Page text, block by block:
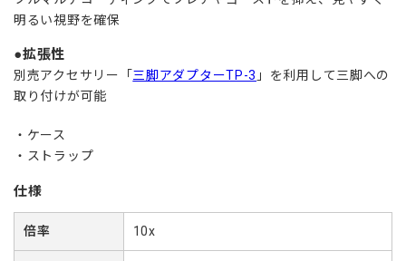
明るい視野を確保
拡張性
別売アクセサリー「三脚アダプターTP-3 」を利用して三脚への
取り付けが可能
ケース
ストラップ
仕様
倍率 10x